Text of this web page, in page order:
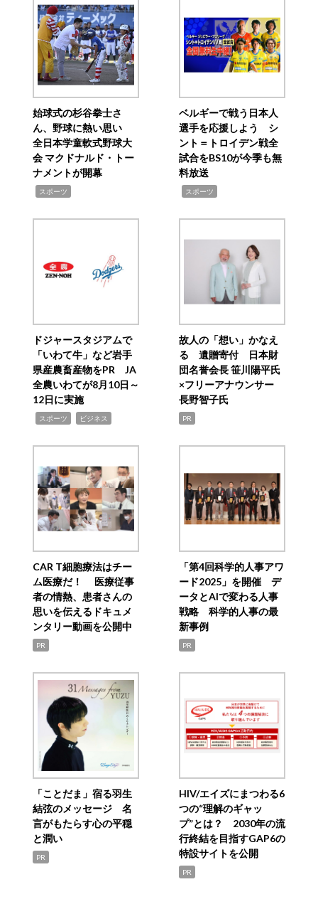
始球式の杉谷拳士さ
ん、野球に熱い思い
全日本学童軟式野球大
会 マクドナルド・トー
ナメントが開幕
スポーツ
ベルギーで戦う日本人
選手を応援しよう シ
ント＝トロイデン戦全
試合をBS10が今季も無
料放送
スポーツ
ドジャースタジアムで
「いわて牛」など岩手
県産農畜産物をPR JA
全農いわてが8月10日～
12日に実施
スポーツ ビジネス
故人の「想い」かなえ
る 遺贈寄付 日本財
団名誉会長 笹川陽平氏
×フリーアナウンサー
長野智子氏
PR
CAR T細胞療法はチー
ム医療だ！ 医療従事
者の情熱、患者さんの
思いを伝えるドキュメ
ンタリー動画を公開中
PR
「第4回科学的人事アワ
ード2025」を開催 デ
ータとAIで変わる人事
戦略 科学的人事の最
新事例
PR
「ことだま」宿る羽生
結弦のメッセージ 名
言がもたらす心の平穏
と潤い
PR
HIV/エイズにまつわる6
つの“理解のギャッ
プ”とは？ 2030年の流
行終結を目指すGAP6の
特設サイトを公開
PR